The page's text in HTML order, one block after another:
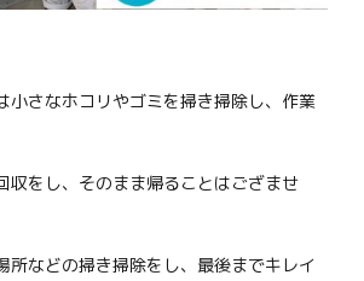
小さなホコリやゴミを掃き掃除し、作業
収をし、そのまま帰ることはござませ
所などの掃き掃除をし、最後までキレイ